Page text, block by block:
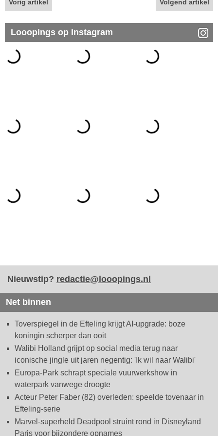
Vorig artikel Volgend artikel
Looopings op Instagram
Nieuwstip? redactie@looopings.nl
Net binnen
Toverspiegel in de Efteling krijgt AI-upgrade: boze
koningin scherper dan ooit
Walibi Holland grijpt op social media terug naar
iconische jingle uit jaren negentig: 'Ik wil naar Walibi'
Europa-Park schrapt speciale vuurwerkshow in
waterpark vanwege droogte
Acteur Peter Faber (82) overleden: speelde tovenaar in
Efteling-serie
Marvel-superheld Deadpool struint rond in Disneyland
Paris voor bijzondere opnames